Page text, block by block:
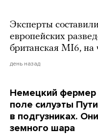
Эксперты
европейских
британская MI6,
день назад
Немецкий фермер
поле силуэты
в подгузниках.
земного шара